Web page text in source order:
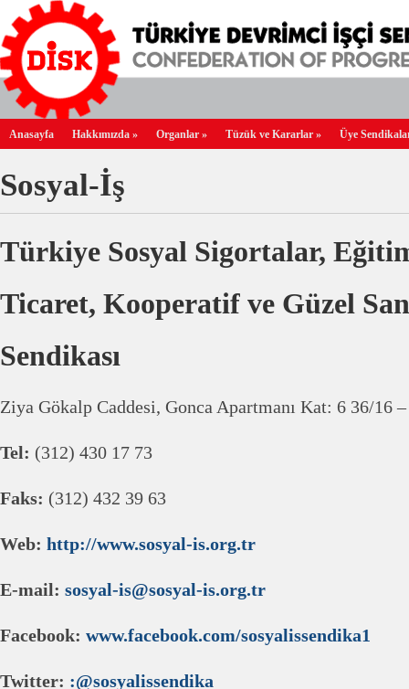
Anasayfa Hakkımızda » Organlar » Tüzük ve Kararlar » Üye
Sosyal-İş
Türkiye Sosyal Sigortalar,
Ticaret, Kooperatif ve Güzel
Sendikası
Ziya Gökalp Caddesi, Gonca Apartmanı Kat: 6 36/16
Tel: (312) 430 17 73
Faks: (312) 432 39 63
Web: http://www.sosyal-is.org.tr
E-mail: sosyal-is@sosyal-is.org.tr
Facebook: www.facebook.com/sosyalissendika1
Twitter: :@sosyalissendika